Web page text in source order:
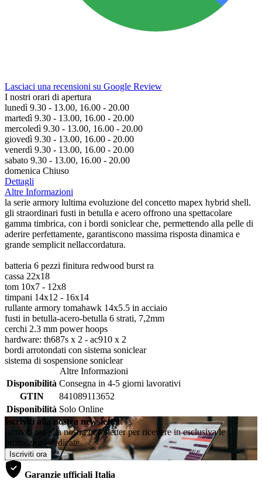
Lasciaci una recensioni su Google Review
I nostri orari di apertura
lunedì 9.30 - 13.00, 16.00 - 20.00
martedì 9.30 - 13.00, 16.00 - 20.00
mercoledì 9.30 - 13.00, 16.00 - 20.00
giovedì 9.30 - 13.00, 16.00 - 20.00
venerdì 9.30 - 13.00, 16.00 - 20.00
sabato 9.30 - 13.00, 16.00 - 20.00
domenica Chiuso
Dettagli
Altre Informazioni
la serie armory lultima evoluzione del concetto mapex hybrid shell.
gli straordinari fusti in betulla e acero offrono una spettacolare
gamma timbrica, con i bordi soniclear che, permettendo alla pelle di
aderire perfettamente, garantiscono massima risposta dinamica e
grande semplicit nellaccordatura.
batteria 6 pezzi finitura redwood burst ra
cassa 22x18
tom 10x7 - 12x8
timpani 14x12 - 16x14
rullante armory tomahawk 14x5.5 in acciaio
fusti in betulla-acero-betulla 6 strati, 7,2mm
cerchi 2.3 mm power hoops
hardware: th687s x 2 - ac910 x 2
bordi arrotondati con sistema soniclear
sistema di sospensione soniclear
Altre Informazioni
Disponibilità Consegna in 4-5 giorni lavorativi
GTIN
841089113652
Disponibilità Solo Online
Iscriviti alla nostra newsletter
Iscriviti ora alla nostra newsletter per ricevere in esclusiva le
promozioni dedicate
Iscriviti ora
Garanzie ufficiali Italia